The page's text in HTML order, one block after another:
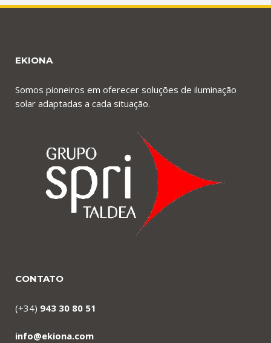
EKIONA
Somos pioneiros em oferecer soluções de iluminação
solar adaptadas a cada situação.
CONTATO
(+34) 943 30 80 51
info@ekiona.com